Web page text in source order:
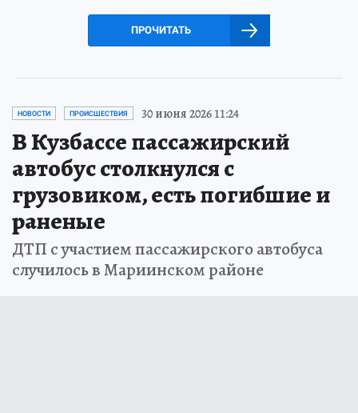
ПРОЧИТАТЬ
НОВОСТИ ПРОИСШЕСТВИЯ 30 июня 2026 11:24
В Кузбассе пассажирский
автобус столкнулся с
грузовиком, есть погибшие и
раненые
ДТП с участием пассажирского автобуса
случилось в Мариинском районе